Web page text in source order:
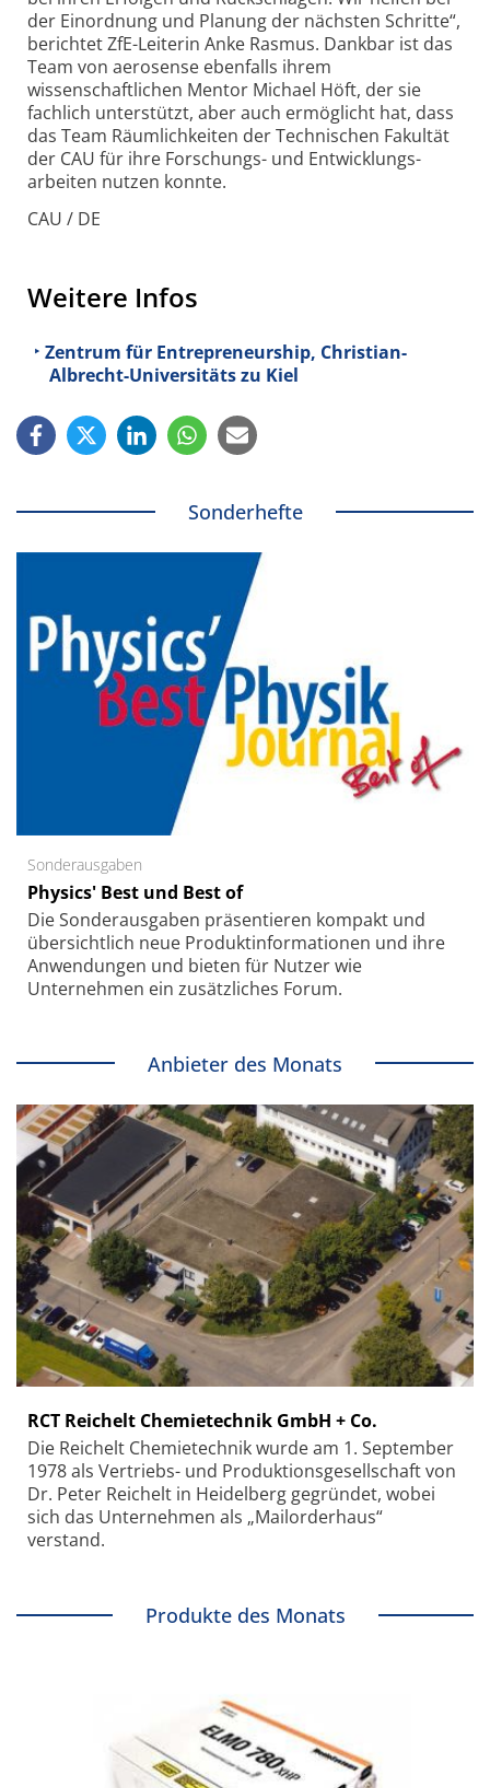
der Einordnung und Planung der nächsten Schritte“,
berichtet ZfE-Leiterin Anke Rasmus. Dankbar ist das
Team von aerosense ebenfalls ihrem
wissenschaftlichen Mentor Michael Höft, der sie
fachlich unterstützt, aber auch ermöglicht hat, dass
das Team Räumlichkeiten der Technischen Fakultät
der CAU für ihre Forschungs- und Entwicklungs­
arbeiten nutzen konnte.
CAU / DE
Weitere Infos
Zentrum für Entrepreneurship, Christian-
Albrecht-Universitäts zu Kiel
Sonderhefte
Sonderausgaben
Physics' Best und Best of
Die Sonder­ausgaben präsentieren kompakt und
übersichtlich neue Produkt­informationen und ihre
Anwendungen und bieten für Nutzer wie
Unternehmen ein zusätzliches Forum.
Anbieter des Monats
RCT Reichelt Chemietechnik GmbH + Co.
Die Reichelt Chemietechnik wurde am 1. September
1978 als Vertriebs- und Produktionsgesellschaft von
Dr. Peter Reichelt in Heidelberg gegründet, wobei
sich das Unternehmen als „Mailorderhaus“
verstand.
Produkte des Monats